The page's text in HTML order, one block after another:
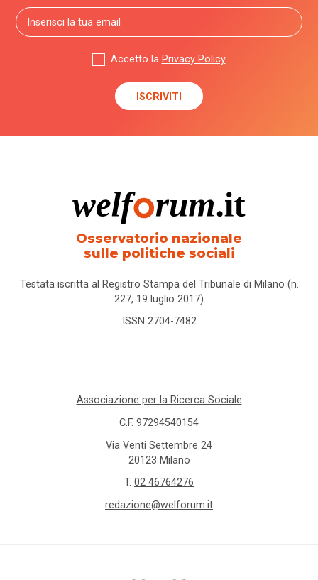
Accetto la Privacy Policy
Osservatorio nazionale
sulle politiche sociali
Testata iscritta al Registro Stampa del Tribunale di Milano (n.
227, 19 luglio 2017)
ISSN 2704-7482
Associazione per la Ricerca Sociale
C.F. 97294540154
Via Venti Settembre 24
20123 Milano
T. 02 46764276
redazione@welforum.it